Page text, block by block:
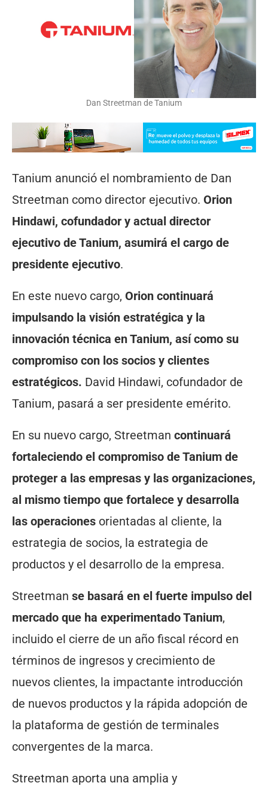
Dan Streetman de Tanium
Tanium anunció el nombramiento de Dan
Streetman como director ejecutivo. Orion
Hindawi, cofundador y actual director
ejecutivo de Tanium, asumirá el cargo de
presidente ejecutivo.
En este nuevo cargo, Orion continuará
impulsando la visión estratégica y la
innovación técnica en Tanium, así como su
compromiso con los socios y clientes
estratégicos. David Hindawi, cofundador de
Tanium, pasará a ser presidente emérito.
En su nuevo cargo, Streetman continuará
fortaleciendo el compromiso de Tanium de
proteger a las empresas y las organizaciones,
al mismo tiempo que fortalece y desarrolla
las operaciones orientadas al cliente, la
estrategia de socios, la estrategia de
productos y el desarrollo de la empresa.
Streetman se basará en el fuerte impulso del
mercado que ha experimentado Tanium,
incluido el cierre de un año fiscal récord en
términos de ingresos y crecimiento de
nuevos clientes, la impactante introducción
de nuevos productos y la rápida adopción de
la plataforma de gestión de terminales
convergentes de la marca.
Streetman aporta una amplia y